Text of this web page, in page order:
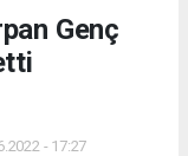
Genç
- 17:27